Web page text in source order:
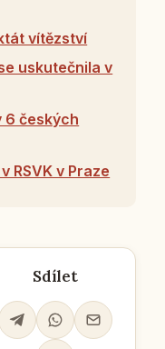
vítězství
uskutečnila v
6 českých
RSVK v Praze
Sdílet